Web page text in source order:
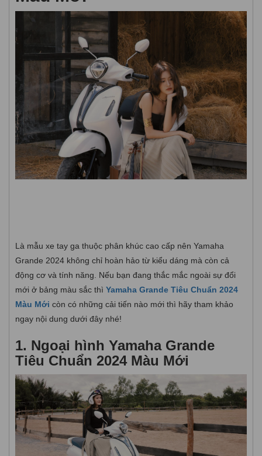
Là mẫu xe tay ga thuộc phân khúc cao cấp nên Yamaha
Grande 2024 không chỉ hoàn hảo từ kiểu dáng mà còn cả
động cơ và tính năng. Nếu bạn đang thắc mắc ngoài sự đổi
mới ở bảng màu sắc thì Yamaha Grande Tiêu Chuẩn 2024
Màu Mới còn có những cải tiến nào mới thì hãy tham khảo
ngay nội dung dưới đây nhé!
1. Ngoại hình Yamaha Grande
Tiêu Chuẩn 2024 Màu Mới